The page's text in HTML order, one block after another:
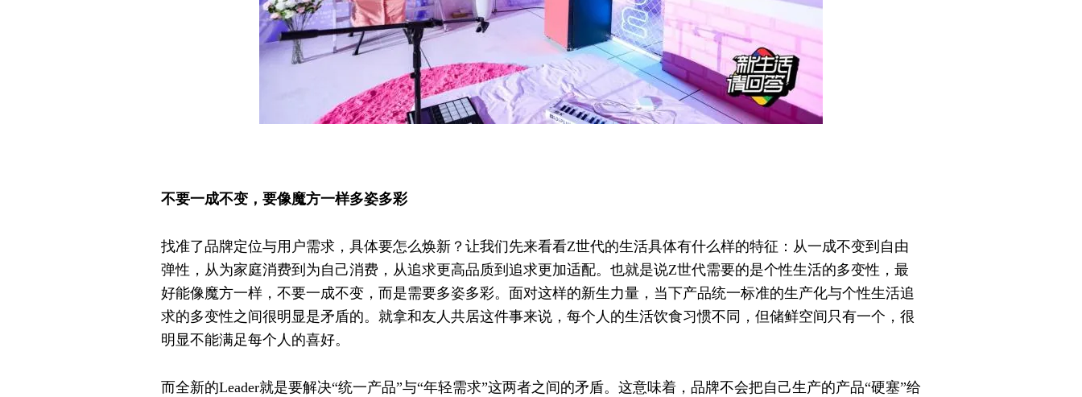
不要一成不变，要像魔方一样多姿多彩
找准了品牌定位与用户需求，具体要怎么焕新？让我们先来看看Z世代的生活具体有什么样的特征：从一成不变到自由
弹性，从为家庭消费到为自己消费，从追求更高品质到追求更加适配。也就是说Z世代需要的是个性生活的多变性，最
好能像魔方一样，不要一成不变，而是需要多姿多彩。面对这样的新生力量，当下产品统一标准的生产化与个性生活追
求的多变性之间很明显是矛盾的。就拿和友人共居这件事来说，每个人的生活饮食习惯不同，但储鲜空间只有一个，很
明显不能满足每个人的喜好。
而全新的Leader就是要解决“统一产品”与“年轻需求”这两者之间的矛盾。这意味着，品牌不会把自己生产的产品“硬塞”给